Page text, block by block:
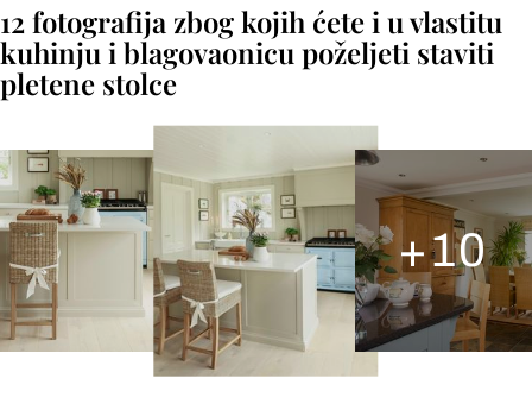
12 fotografija zbog kojih ćete i u vlastitu
kuhinju i blagovaonicu poželjeti staviti
pletene stolce
+10